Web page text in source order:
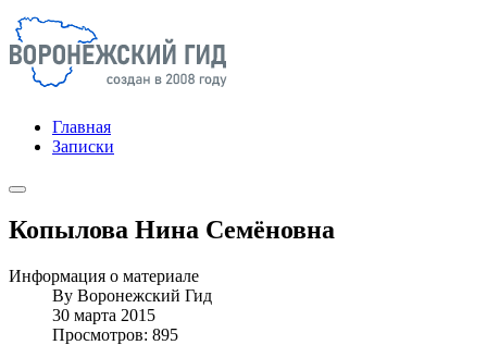
Главная
Записки
Копылова Нина Семёновна
Информация о материале
By Воронежский Гид
30 марта 2015
Просмотров: 895